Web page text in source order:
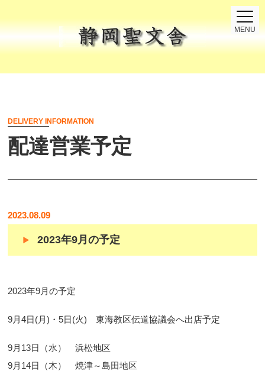
MENU
DELIVERY INFORMATION
配達営業予定
2023.08.09
2023年9月の予定
2023年9月の予定
9月4日(月)・5日(火) 東海教区伝道協議会へ出店予定
9月13日（水） 浜松地区
9月14日（木） 焼津～島田地区